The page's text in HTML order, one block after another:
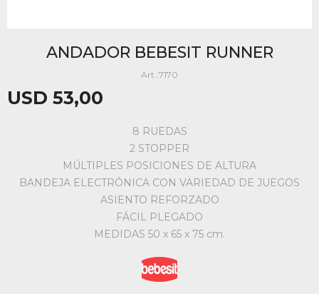
ANDADOR BEBESIT RUNNER
7170
USD 53,00
8 RUEDAS
2 STOPPER
MÚLTIPLES POSICIONES DE ALTURA
BANDEJA ELECTRÓNICA CON VARIEDAD DE JUEGOS
ASIENTO REFORZADO
FÁCIL PLEGADO
MEDIDAS 50 x 65 x 75 cm.